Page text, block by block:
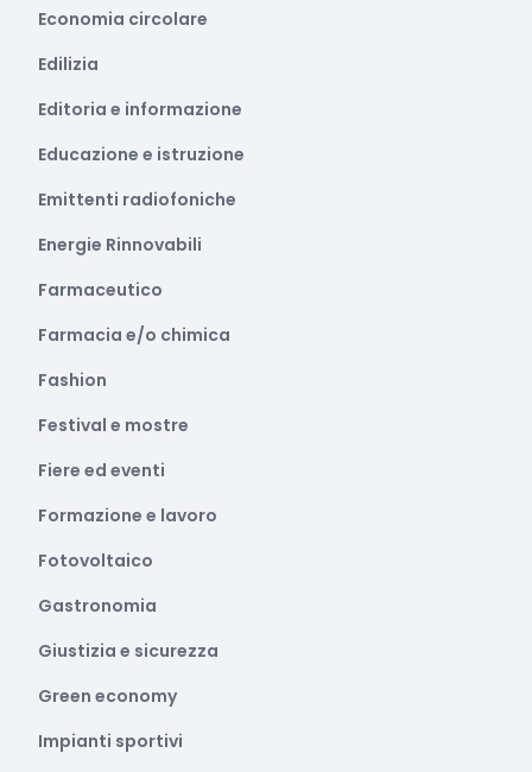
Economia circolare
Edilizia
Editoria e informazione
Educazione e istruzione
Emittenti radiofoniche
Energie Rinnovabili
Farmaceutico
Farmacia e/o chimica
Fashion
Festival e mostre
Fiere ed eventi
Formazione e lavoro
Fotovoltaico
Gastronomia
Giustizia e sicurezza
Green economy
Impianti sportivi